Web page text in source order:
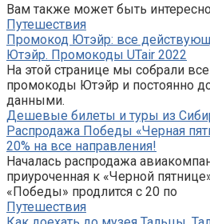
Вам также может быть интересно
Путешествия
Промокод Ютэйр: все
Ютэйр. Промокоды UTair 2022
На этой странице мы собрали
промокоды Ютэйр и постоянно
данными.
Дешевые билеты и туры из
Распродажа Победы «Черная
20% на все направления!
Началась распродажа
приуроченная к «Черной
«Победы» продлится с 20 по
Путешествия